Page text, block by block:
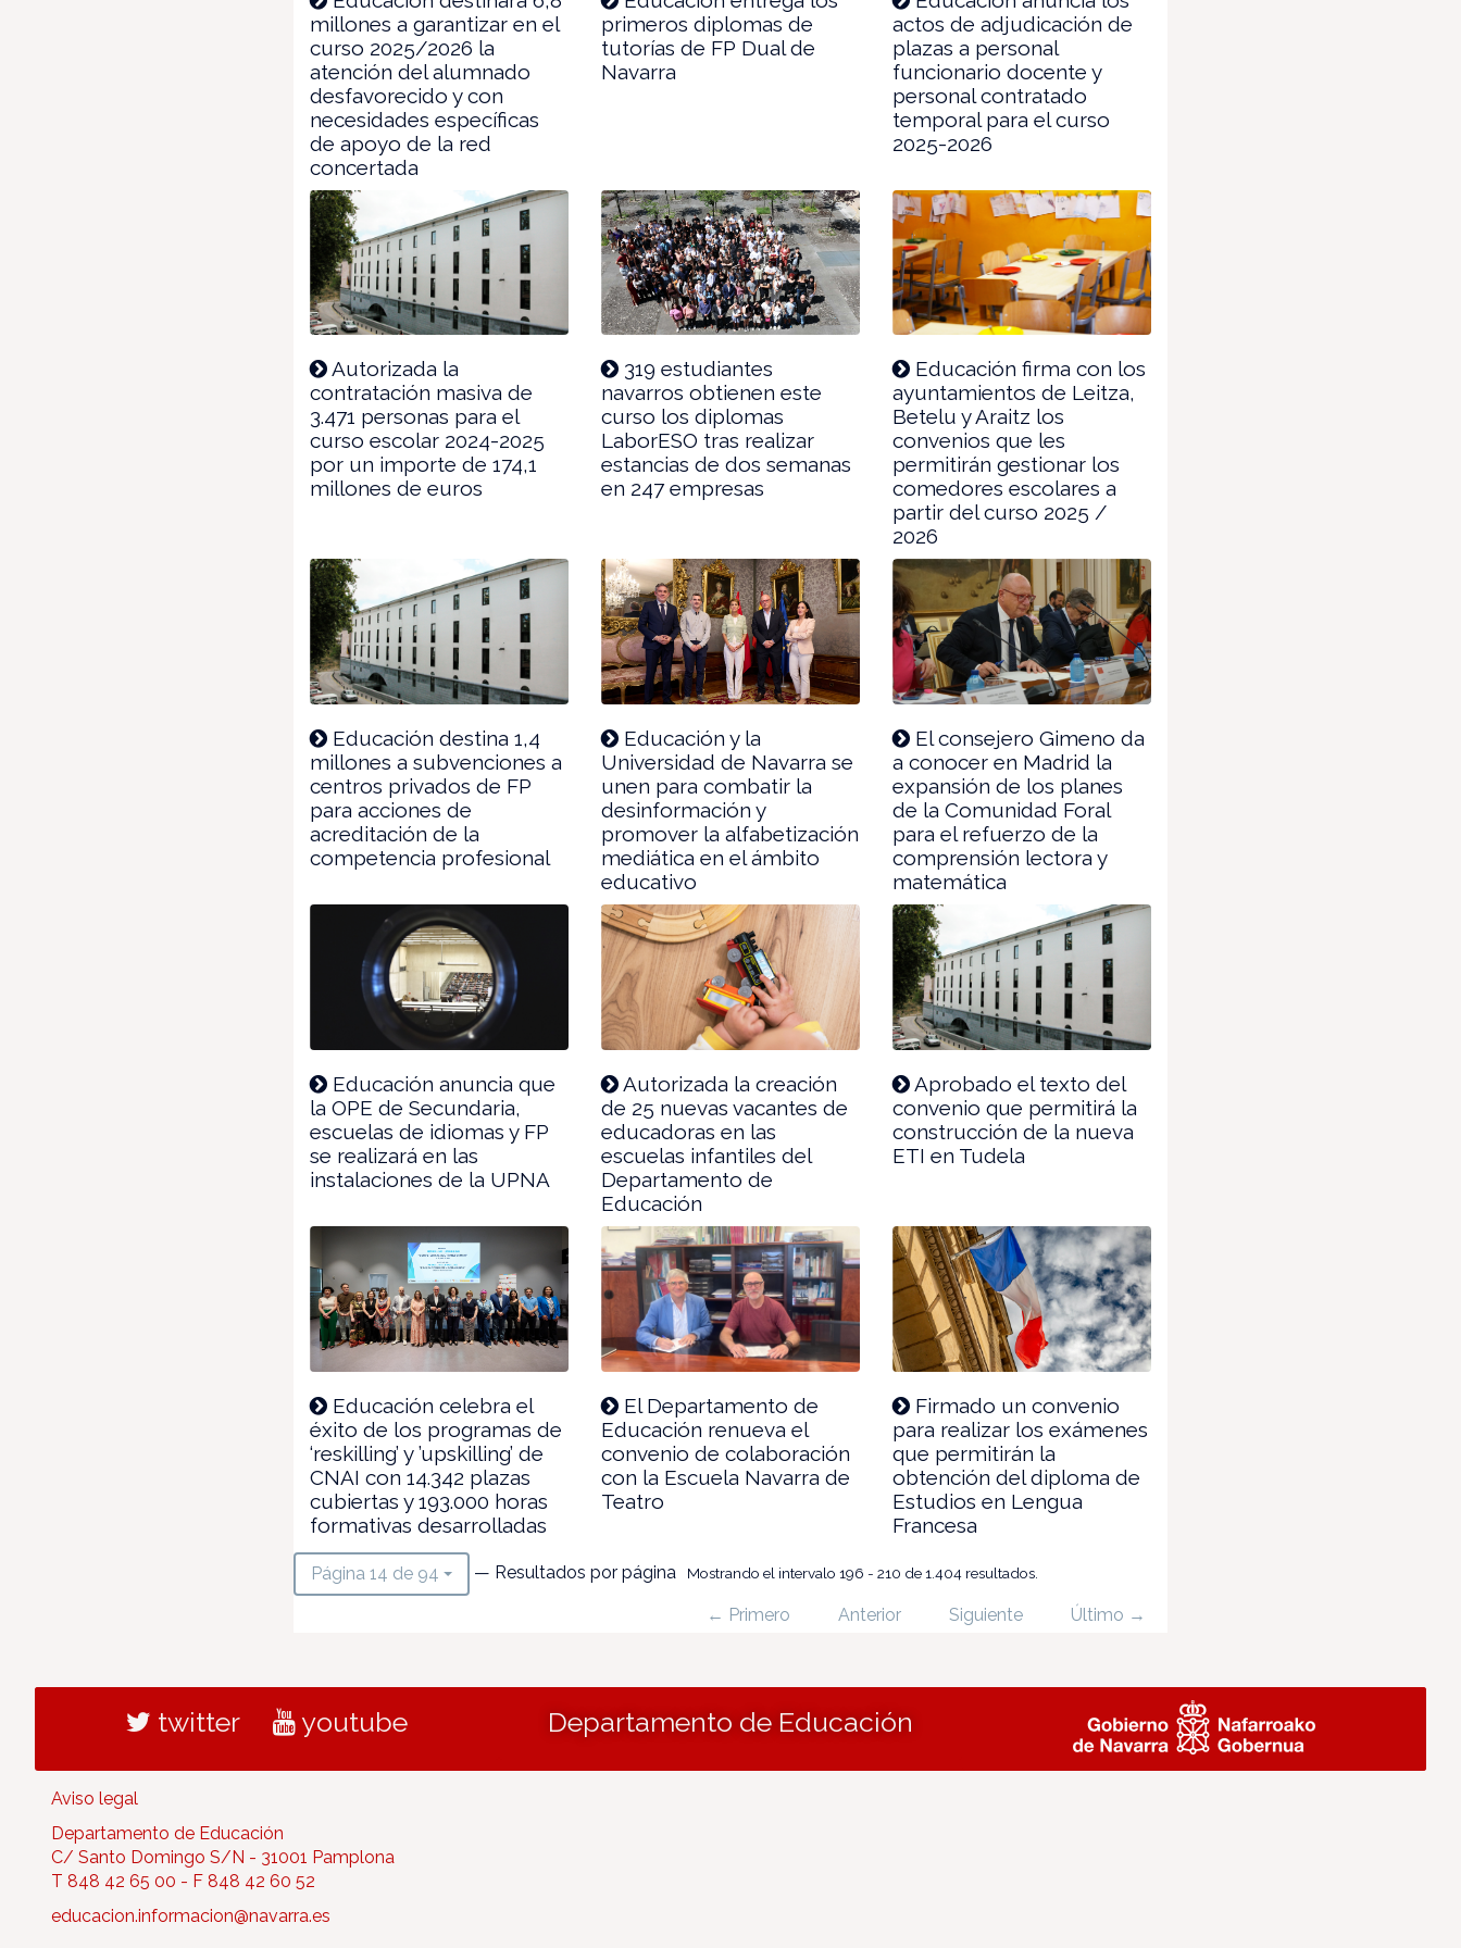
millones a garantizar en el
curso 2025/2026 la
atención del alumnado
desfavorecido y con
necesidades específicas
de apoyo de la red
concertada
primeros diplomas de
tutorías de FP Dual de
Navarra
actos de adjudicación de
plazas a personal
funcionario docente y
personal contratado
temporal para el curso
2025-2026
Autorizada la
contratación masiva de
3.471 personas para el
curso escolar 2024-2025
por un importe de 174,1
millones de euros
319 estudiantes
navarros obtienen este
curso los diplomas
LaborESO tras realizar
estancias de dos semanas
en 247 empresas
Educación firma con los
ayuntamientos de Leitza,
Betelu y Araitz los
convenios que les
permitirán gestionar los
comedores escolares a
partir del curso 2025 /
2026
Educación destina 1,4
millones a subvenciones a
centros privados de FP
para acciones de
acreditación de la
competencia profesional
Educación y la
Universidad de Navarra se
unen para combatir la
desinformación y
promover la alfabetización
mediática en el ámbito
educativo
El consejero Gimeno da
a conocer en Madrid la
expansión de los planes
de la Comunidad Foral
para el refuerzo de la
comprensión lectora y
matemática
Educación anuncia que
la OPE de Secundaria,
escuelas de idiomas y FP
se realizará en las
instalaciones de la UPNA
Autorizada la creación
de 25 nuevas vacantes de
educadoras en las
escuelas infantiles del
Departamento de
Educación
Aprobado el texto del
convenio que permitirá la
construcción de la nueva
ETI en Tudela
Educación celebra el
éxito de los programas de
‘reskilling’ y ’upskilling’ de
CNAI con 14.342 plazas
cubiertas y 193.000 horas
formativas desarrolladas
El Departamento de
Educación renueva el
convenio de colaboración
con la Escuela Navarra de
Teatro
Firmado un convenio
para realizar los exámenes
que permitirán la
obtención del diploma de
Estudios en Lengua
Francesa
Página 14 de 94 — Resultados por página Mostrando el intervalo 196 - 210 de 1.404 resultados.
← Primero Anterior Siguiente Último →
twitter youtube Departamento de Educación
Aviso legal
Departamento de Educación
C/ Santo Domingo S/N - 31001 Pamplona
T 848 42 65 00 - F 848 42 60 52
educacion.informacion@navarra.es